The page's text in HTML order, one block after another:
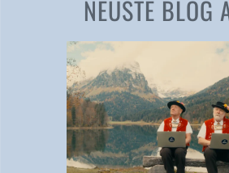
NEUSTE BLOG